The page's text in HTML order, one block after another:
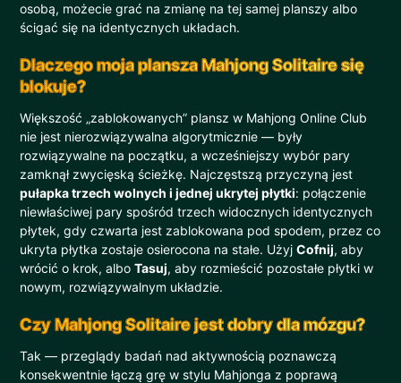
osobą, możecie grać na zmianę na tej samej planszy albo
ścigać się na identycznych układach.
Dlaczego moja plansza Mahjong Solitaire się
blokuje?
Większość „zablokowanych” plansz w Mahjong Online Club
nie jest nierozwiązywalna algorytmicznie — były
rozwiązywalne na początku, a wcześniejszy wybór pary
zamknął zwycięską ścieżkę. Najczęstszą przyczyną jest
pułapka trzech wolnych i jednej ukrytej płytki: połączenie
niewłaściwej pary spośród trzech widocznych identycznych
płytek, gdy czwarta jest zablokowana pod spodem, przez co
ukryta płytka zostaje osierocona na stałe. UżyjCofnij, aby
wrócić o krok, alboTasuj, aby rozmieścić pozostałe płytki w
nowym, rozwiązywalnym układzie.
Czy Mahjong Solitaire jest dobry dla mózgu?
Tak — przeglądy badań nad aktywnością poznawczą
konsekwentnie łączą grę w stylu Mahjonga z poprawą